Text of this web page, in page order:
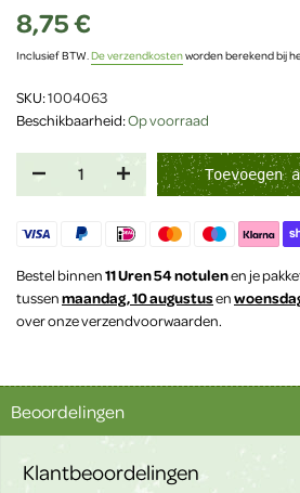
8,75 €
Inclusief BTW.De verzendkostenworden berekend bij
SKU:1004063
Beschikbaarheid:Op voorraad
Toevoegen
Bestel binnen11 Uren 54 notulenen je
tussenmaandag, 10 augustusen
over onze verzendvoorwaarden.
Beoordelingen
Klantbeoordelingen